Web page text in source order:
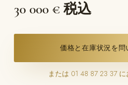
30 000 € 税込
価格と在庫状況を問
または 01 48 87 23 37